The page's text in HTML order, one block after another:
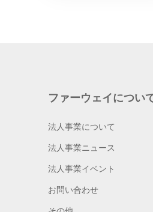
ファーウェイについ
法人事業について
法人事業ニュース
法人事業イベント
お問い合わせ